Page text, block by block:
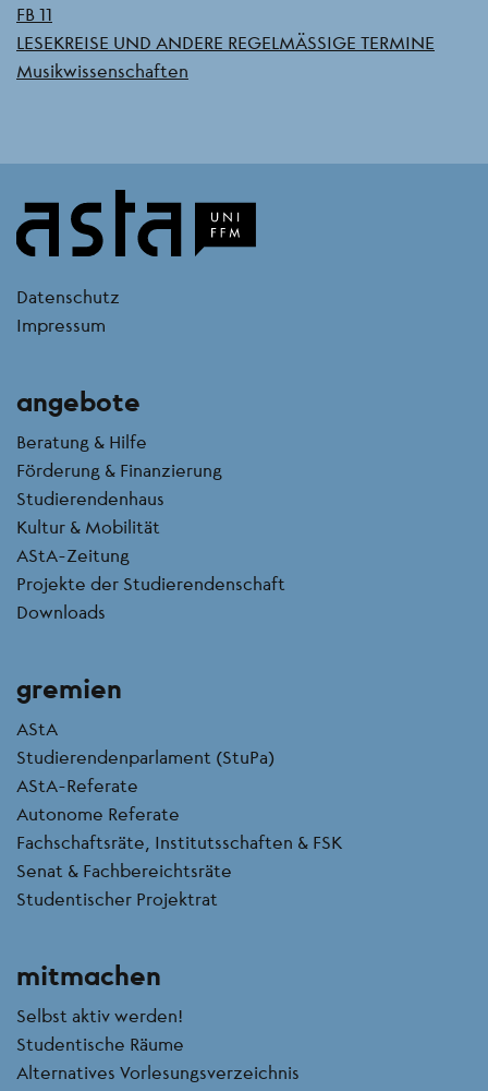
FB 11
LESEKREISE UND ANDERE REGELMÄSSIGE TERMINE
Musikwissenschaften
kontakt
Datenschutz
Impressum
angebote
Beratung & Hilfe
Förderung & Finanzierung
Studierendenhaus
Kultur & Mobilität
AStA-Zeitung
Projekte der Studierendenschaft
Downloads
gremien
AStA
Studierendenparlament (StuPa)
AStA-Referate
Autonome Referate
Fachschaftsräte, Institutsschaften & FSK
Senat & Fachbereichtsräte
Studentischer Projektrat
mitmachen
Selbst aktiv werden!
Studentische Räume
Alternatives Vorlesungsverzeichnis